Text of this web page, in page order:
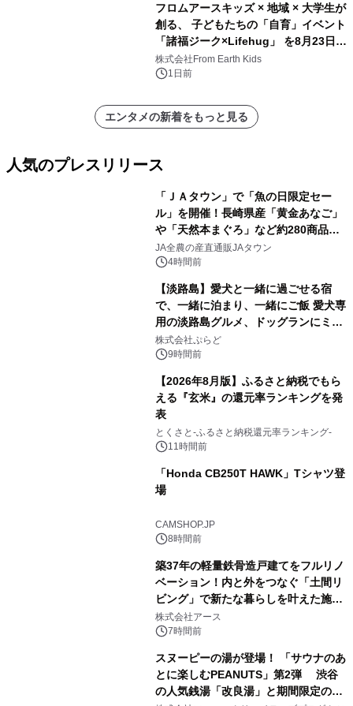
フロムアースキッズ × 地域 × 大学生が
創る、 子どもたちの「自育」イベント
「諸福ジーク×Lifehug」 を8月23日
(日)開催
株式会社From Earth Kids
1日前
エンタメの新着をもっと見る
人気のプレスリリース
「ＪＡタウン」で「魚の日限定セー
ル」を開催！長崎県産「黄金あなご」
や「天然本まぐろ」など約280商品を
販売！～毎月１０日の定例企画～
JA全農の産直通販JAタウン
4時間前
【淡路島】愛犬と一緒に過ごせる宿
で、一緒に泊まり、一緒にご飯 愛犬専
用の淡路島グルメ、ドッグランにミニ
プール グランピングとトレーラーハウ
スの2施設で
株式会社ぷらど
9時間前
【2026年8月版】ふるさと納税でもら
える『玄米』の還元率ランキングを発
表
とくさと-ふるさと納税還元率ランキング-
11時間前
「Honda CB250T HAWK」Tシャツ登
場
CAMSHOP.JP
8時間前
築37年の軽量鉄骨造戸建てをフルリノ
ベーション！内と外をつなぐ「土間リ
ビング」で新たな暮らしを叶えた施工
事例を株式会社アースが公開
株式会社アース
7時間前
スヌーピーの湯が登場！ 「サウナのあ
とに楽しむPEANUTS」第2弾 渋谷
の人気銭湯「改良湯」と期間限定のコ